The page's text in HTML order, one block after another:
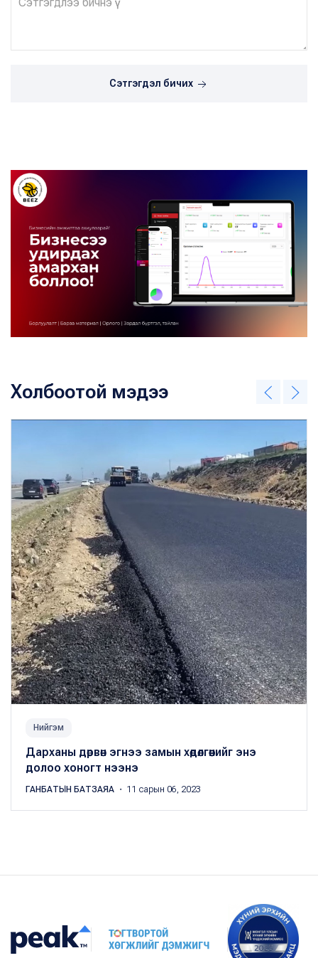
Сэтгэгдэл бичих
Холбоотой мэдээ
Нийгэм
Дарханы дөрвөн эгнээ замын хөдөлгөөнийг энэ
долоо хоногт нээнэ
ГАНБАТЫН БАТЗАЯА ・ 11 сарын 06, 2023